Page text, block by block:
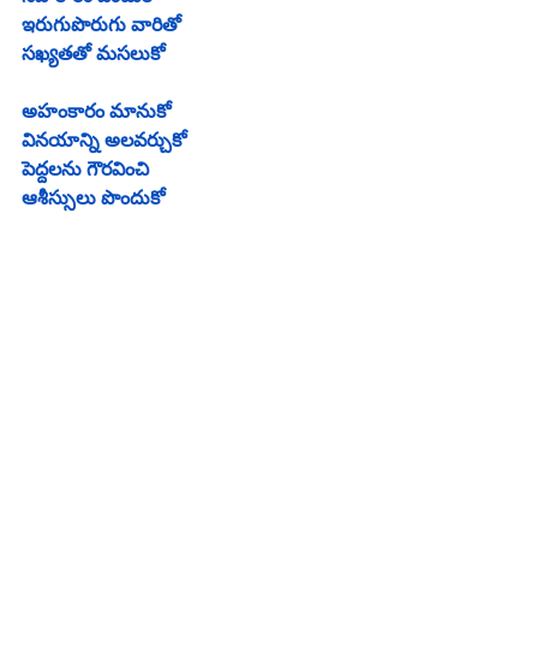
ఇరుగుపొరుగు వారితో
సఖ్యతతో మసలుకో
అహంకారం మానుకో
వినయాన్ని అలవర్చుకో
పెద్దలను గౌరవించి
ఆశీస్సులు పొందుకో